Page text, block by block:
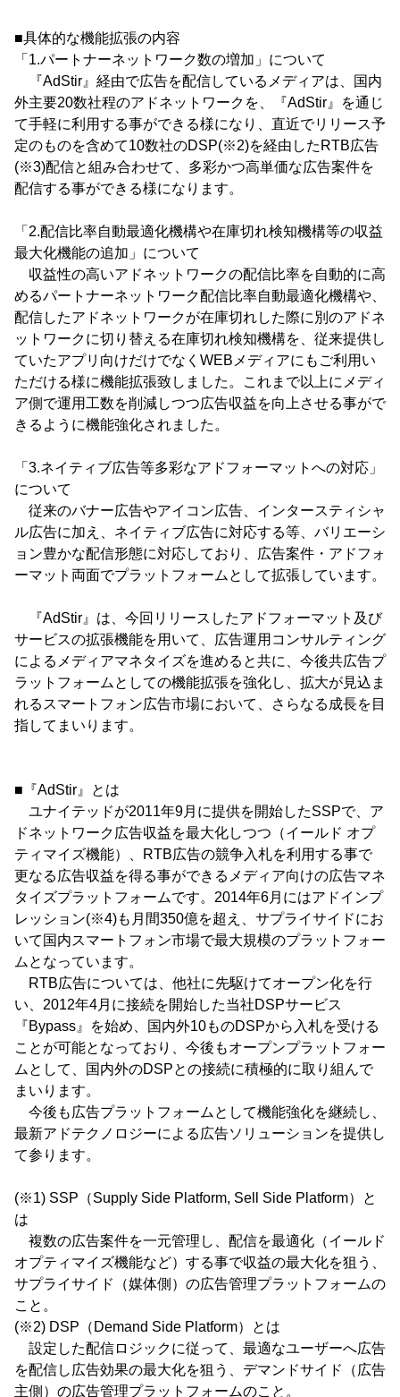
■具体的な機能拡張の内容
「1.パートナーネットワーク数の増加」について
『AdStir』経由で広告を配信しているメディアは、国内
外主要20数社程のアドネットワークを、『AdStir』を通じ
て手軽に利用する事ができる様になり、直近でリリース予
定のものを含めて10数社のDSP(※2)を経由したRTB広告
(※3)配信と組み合わせて、多彩かつ高単価な広告案件を
配信する事ができる様になります。
「2.配信比率自動最適化機構や在庫切れ検知機構等の収益
最大化機能の追加」について
収益性の高いアドネットワークの配信比率を自動的に高
めるパートナーネットワーク配信比率自動最適化機構や、
配信したアドネットワークが在庫切れした際に別のアドネ
ットワークに切り替える在庫切れ検知機構を、従来提供し
ていたアプリ向けだけでなくWEBメディアにもご利用い
ただける様に機能拡張致しました。これまで以上にメディ
ア側で運用工数を削減しつつ広告収益を向上させる事がで
きるように機能強化されました。
「3.ネイティブ広告等多彩なアドフォーマットへの対応」
について
従来のバナー広告やアイコン広告、インタースティシャ
ル広告に加え、ネイティブ広告に対応する等、バリエーシ
ョン豊かな配信形態に対応しており、広告案件・アドフォ
ーマット両面でプラットフォームとして拡張しています。
『AdStir』は、今回リリースしたアドフォーマット及び
サービスの拡張機能を用いて、広告運用コンサルティング
によるメディアマネタイズを進めると共に、今後共広告プ
ラットフォームとしての機能拡張を強化し、拡大が見込ま
れるスマートフォン広告市場において、さらなる成長を目
指してまいります。
■『AdStir』とは
ユナイテッドが2011年9月に提供を開始したSSPで、ア
ドネットワーク広告収益を最大化しつつ（イールド オプ
ティマイズ機能）、RTB広告の競争入札を利用する事で
更なる広告収益を得る事ができるメディア向けの広告マネ
タイズプラットフォームです。2014年6月にはアドインプ
レッション(※4)も月間350億を超え、サプライサイドにお
いて国内スマートフォン市場で最大規模のプラットフォー
ムとなっています。
RTB広告については、他社に先駆けてオープン化を行
い、2012年4月に接続を開始した当社DSPサービス
『Bypass』を始め、国内外10ものDSPから入札を受ける
ことが可能となっており、今後もオープンプラットフォー
ムとして、国内外のDSPとの接続に積極的に取り組んで
まいります。
今後も広告プラットフォームとして機能強化を継続し、
最新アドテクノロジーによる広告ソリューションを提供し
て参ります。
(※1) SSP（Supply Side Platform, Sell Side Platform）と
は
複数の広告案件を一元管理し、配信を最適化（イールド
オプティマイズ機能など）する事で収益の最大化を狙う、
サプライサイド（媒体側）の広告管理プラットフォームの
こと。
(※2) DSP（Demand Side Platform）とは
設定した配信ロジックに従って、最適なユーザーへ広告
を配信し広告効果の最大化を狙う、デマンドサイド（広告
主側）の広告管理プラットフォームのこと。